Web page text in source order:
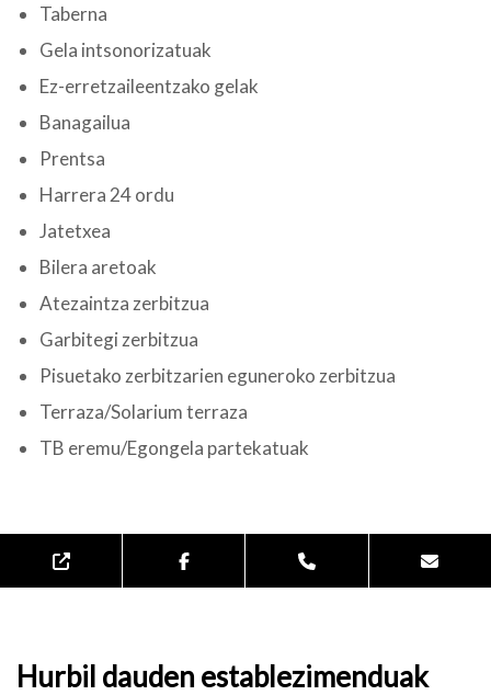
Taberna
Gela intsonorizatuak
Ez-erretzaileentzako gelak
Banagailua
Prentsa
Harrera 24 ordu
Jatetxea
Bilera aretoak
Atezaintza zerbitzua
Garbitegi zerbitzua
Pisuetako zerbitzarien eguneroko zerbitzua
Terraza/Solarium terraza
TB eremu/Egongela partekatuak
Hurbil dauden establezimenduak